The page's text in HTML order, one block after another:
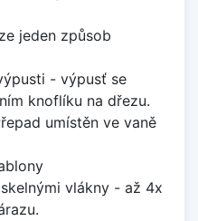
jeden způsob
- výpusť se
knoflíku na dřezu.
umístěn ve vaně
vlákny - až 4x